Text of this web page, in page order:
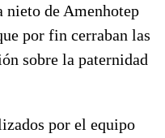
nieto de Amenhotep
por fin cerraban las
sobre la paternidad
por el equipo